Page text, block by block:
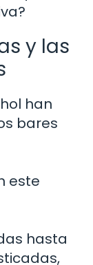
y las
han
bares
este
hasta